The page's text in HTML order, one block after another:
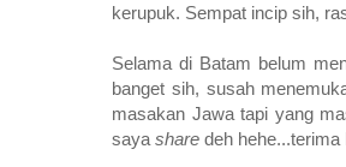
kerupuk. Sempat incip sih,
Selama di Batam belum
banget sih, susah
masakan Jawa tapi yang
saya share deh hehe...terima